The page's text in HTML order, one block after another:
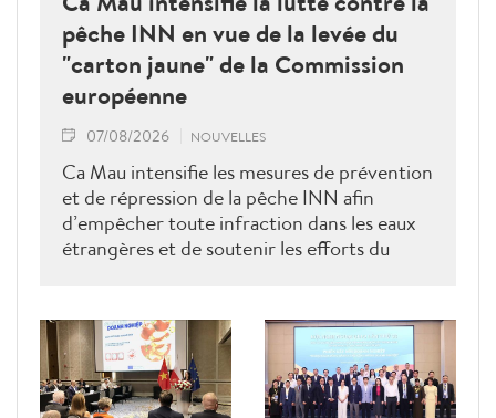
pêche INN en vue de la levée du
"carton jaune" de la Commission
européenne
07/08/2026 NOUVELLES
Ca Mau intensifie les mesures de prévention
et de répression de la pêche INN afin
d’empêcher toute infraction dans les eaux
étrangères et de soutenir les efforts du